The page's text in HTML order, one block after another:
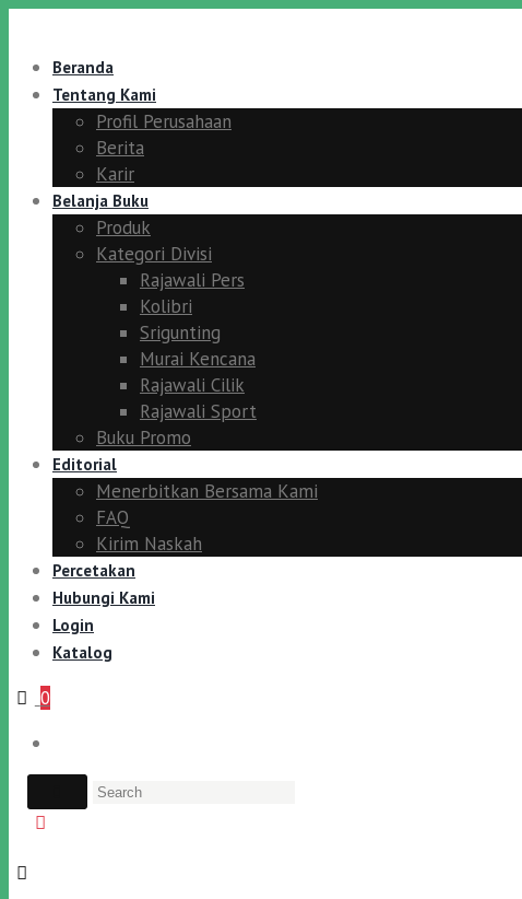
Beranda
Tentang Kami
Profil Perusahaan
Berita
Karir
Belanja Buku
Produk
Kategori Divisi
Rajawali Pers
Kolibri
Srigunting
Murai Kencana
Rajawali Cilik
Rajawali Sport
Buku Promo
Editorial
Menerbitkan Bersama Kami
FAQ
Kirim Naskah
Percetakan
Hubungi Kami
Login
Katalog
0